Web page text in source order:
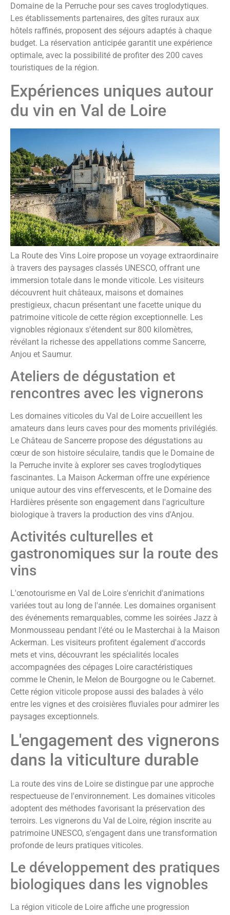
Domaine de la Perruche pour ses caves troglodytiques.
Les établissements partenaires, des gîtes ruraux aux
hôtels raffinés, proposent des séjours adaptés à chaque
budget. La réservation anticipée garantit une expérience
optimale, avec la possibilité de profiter des 200 caves
touristiques de la région.
Expériences uniques autour
du vin en Val de Loire
La Route des Vins Loire propose un voyage extraordinaire
à travers des paysages classés UNESCO, offrant une
immersion totale dans le monde viticole. Les visiteurs
découvrent huit châteaux, maisons et domaines
prestigieux, chacun présentant une facette unique du
patrimoine viticole de cette région exceptionnelle. Les
vignobles régionaux s'étendent sur 800 kilomètres,
révélant la richesse des appellations comme Sancerre,
Anjou et Saumur.
Ateliers de dégustation et
rencontres avec les vignerons
Les domaines viticoles du Val de Loire accueillent les
amateurs dans leurs caves pour des moments privilégiés.
Le Château de Sancerre propose des dégustations au
cœur de son histoire séculaire, tandis que le Domaine de
la Perruche invite à explorer ses caves troglodytiques
fascinantes. La Maison Ackerman offre une expérience
unique autour des vins effervescents, et le Domaine des
Hardières présente son engagement dans l'agriculture
biologique à travers la production des vins d'Anjou.
Activités culturelles et
gastronomiques sur la route des
vins
L'œnotourisme en Val de Loire s'enrichit d'animations
variées tout au long de l'année. Les domaines organisent
des événements remarquables, comme les soirées Jazz à
Monmousseau pendant l'été ou le Masterchai à la Maison
Ackerman. Les visiteurs profitent également d'accords
mets et vins, découvrant les spécialités locales
accompagnées des cépages Loire caractéristiques
comme le Chenin, le Melon de Bourgogne ou le Cabernet.
Cette région viticole propose aussi des balades à vélo
entre les vignes et des croisières fluviales pour admirer les
paysages exceptionnels.
L'engagement des vignerons
dans la viticulture durable
La route des vins de Loire se distingue par une approche
respectueuse de l'environnement. Les domaines viticoles
adoptent des méthodes favorisant la préservation des
terroirs. Les vignerons du Val de Loire, région inscrite au
patrimoine UNESCO, s'engagent dans une transformation
profonde de leurs pratiques viticoles.
Le développement des pratiques
biologiques dans les vignobles
La région viticole de Loire affiche une progression